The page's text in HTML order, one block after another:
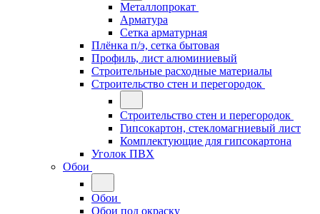
Металлопрокат
Арматура
Сетка арматурная
Плёнка п/э, сетка бытовая
Профиль, лист алюминиевый
Строительные расходные материалы
Строительство стен и перегородок
Строительство стен и перегородок
Гипсокартон, стекломагниевый лист
Комплектующие для гипсокартона
Уголок ПВХ
Обои
Обои
Обои под окраску